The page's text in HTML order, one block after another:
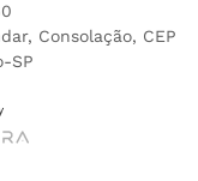
Consolação, CEP
SP